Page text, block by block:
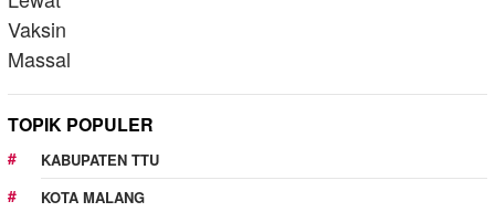
TOPIK POPULER
KABUPATEN TTU
KOTA MALANG